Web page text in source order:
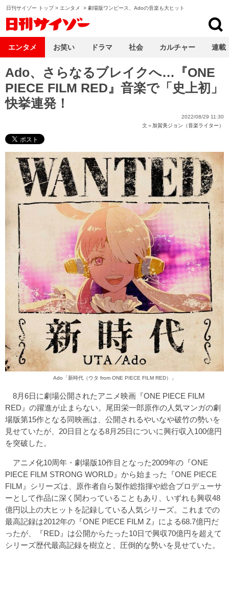
日刊サイゾー トップ> エンタメ > 劇場版ワンピース、Adoの音楽も大ヒット
Ado、さらなるブレイクへ…『ONE
PIECE FILM RED』音楽で「史上初」
快挙連発！
2022/08/29 11:30
文＝加賀美ジョン（音楽ライター）
Ado「新時代（ウタ from ONE PIECE FILM RED）」
8月6日に劇場公開されたアニメ映画『ONE PIECE FILM
RED』の躍進が止まらない。尾田栄一郎原作の人気マンガの劇
場版第15作となる同映画は、公開されるやいなや破竹の勢いを
見せていたが、20日目となる8月25日についに興行収入100億円
を突破した。
アニメ化10周年・劇場版10作目となった2009年の『ONE
PIECE FILM STRONG WORLD』から始まった『ONE PIECE
FILM』シリーズは、原作者自ら製作総指揮や総合プロデューサ
ーとして作品に深く関わっていることもあり、いずれも興収48
億円以上の大ヒットを記録している人気シリーズ。これまでの
最高記録は2012年の『ONE PIECE FILM Z』による68.7億円だ
ったが、『RED』は公開からたった10日で興収70億円を超えて
シリーズ歴代最高記録を樹立と、圧倒的な勢いを見せていた。
エンタメ お笑い ドラマ 社会 カルチャー 連載